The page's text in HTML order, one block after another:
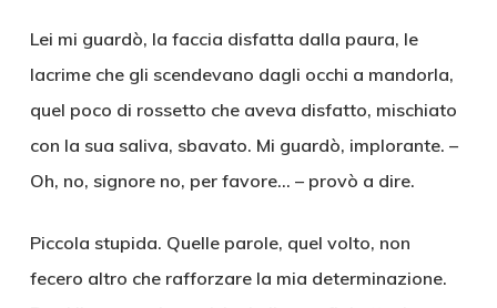
Lei mi guardò, la faccia disfatta dalla paura, le
lacrime che gli scendevano dagli occhi a mandorla,
quel poco di rossetto che aveva disfatto, mischiato
con la sua saliva, sbavato. Mi guardò, implorante. –
Oh, no, signore no, per favore… – provò a dire.
Piccola stupida. Quelle parole, quel volto, non
fecero altro che rafforzare la mia determinazione.